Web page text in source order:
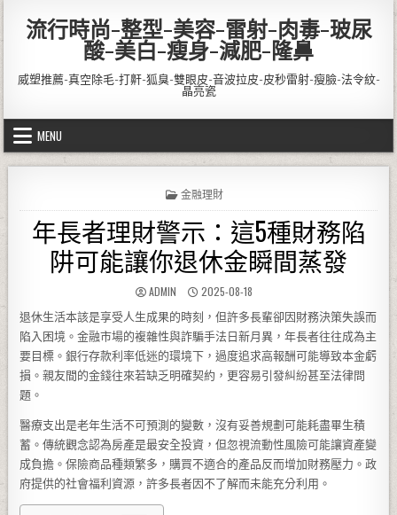
流行時尚-整型-美容-雷射-肉毒-玻尿
酸-美白-瘦身-減肥-隆鼻
威塑推薦-真空除毛-打鼾-狐臭-雙眼皮-音波拉皮-皮秒雷射-瘦臉-法令紋-
晶亮瓷
MENU
POSTED IN
金融理財
年長者理財警示：這5種財務陷
阱可能讓你退休金瞬間蒸發
AUTHOR:
ADMIN PUBLISHED DATE:
2025-08-18
退休生活本該是享受人生成果的時刻，但許多長輩卻因財務決策失誤而
陷入困境。金融市場的複雜性與詐騙手法日新月異，年長者往往成為主
要目標。銀行存款利率低迷的環境下，過度追求高報酬可能導致本金虧
損。親友間的金錢往來若缺乏明確契約，更容易引發糾紛甚至法律問
題。
醫療支出是老年生活不可預測的變數，沒有妥善規劃可能耗盡畢生積
蓄。傳統觀念認為房產是最安全投資，但忽視流動性風險可能讓資產變
成負擔。保險商品種類繁多，購買不適合的產品反而增加財務壓力。政
府提供的社會福利資源，許多長者因不了解而未能充分利用。